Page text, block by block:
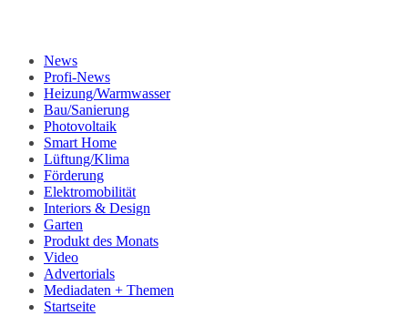
News
Profi-News
Heizung/Warmwasser
Bau/Sanierung
Photovoltaik
Smart Home
Lüftung/Klima
Förderung
Elektromobilität
Interiors & Design
Garten
Produkt des Monats
Video
Advertorials
Mediadaten + Themen
Startseite